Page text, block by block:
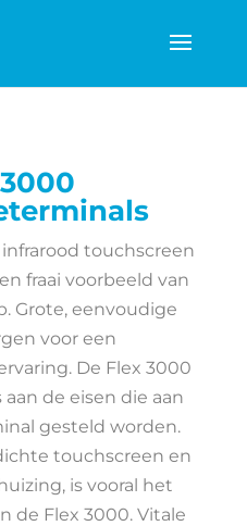
touchscreen
fraai voorbeeld van
Grote, eenvoudige
voor een
De Flex 3000
de eisen die aan
gesteld worden.
touchscreen en
is vooral het
de Flex 3000. Vitale